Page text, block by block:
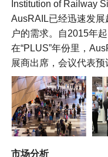
Institution of Railway
AusRAIL已经迅速发
户的需求。自2015年
在“PLUS”年份里，
展商出席，会议代表预
市场分析